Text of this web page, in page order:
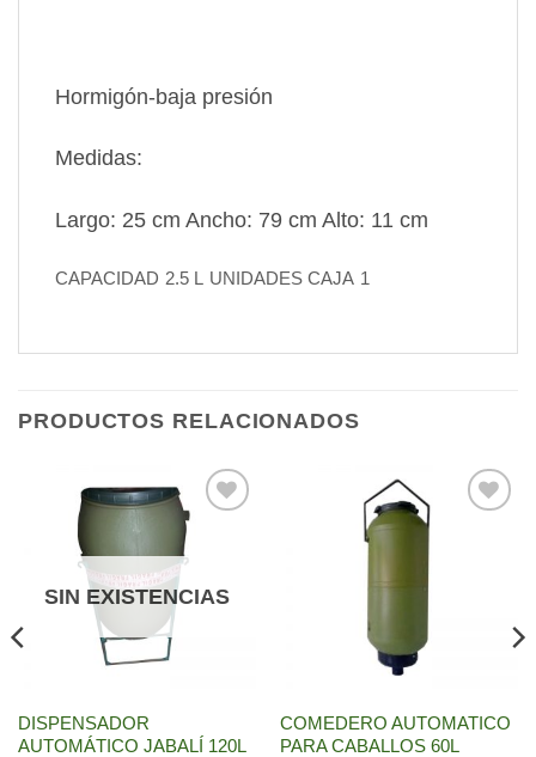
Hormigón-baja presión
Medidas:
Largo: 25 cm Ancho: 79 cm Alto: 11 cm
CAPACIDAD 2.5 L UNIDADES CAJA 1
PRODUCTOS RELACIONADOS
deseos
SIN EXISTENCIAS
DISPENSADOR
AUTOMÁTICO JABALÍ 120L
COMEDERO AUTOMATICO
PARA CABALLOS 60L